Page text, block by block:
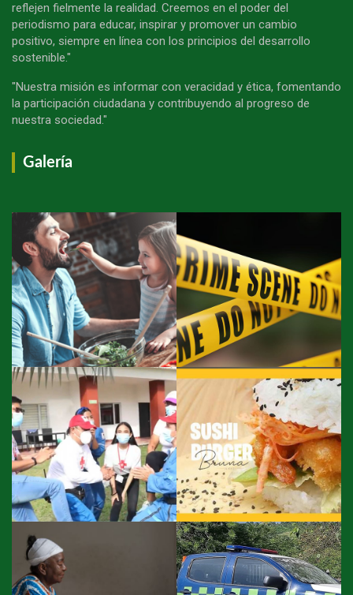
reflejen fielmente la realidad. Creemos en el poder del
periodismo para educar, inspirar y promover un cambio
positivo, siempre en línea con los principios del desarrollo
sostenible."
"Nuestra misión es informar con veracidad y ética, fomentando
la participación ciudadana y contribuyendo al progreso de
nuestra sociedad."
Galería